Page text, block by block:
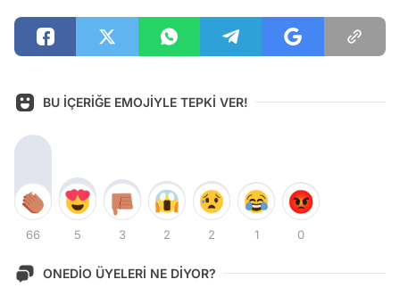
BU İÇERİĞE EMOJİYLE TEPKİ VER!
66 5 3 2 2 1 0
ONEDİO ÜYELERİ NE DİYOR?